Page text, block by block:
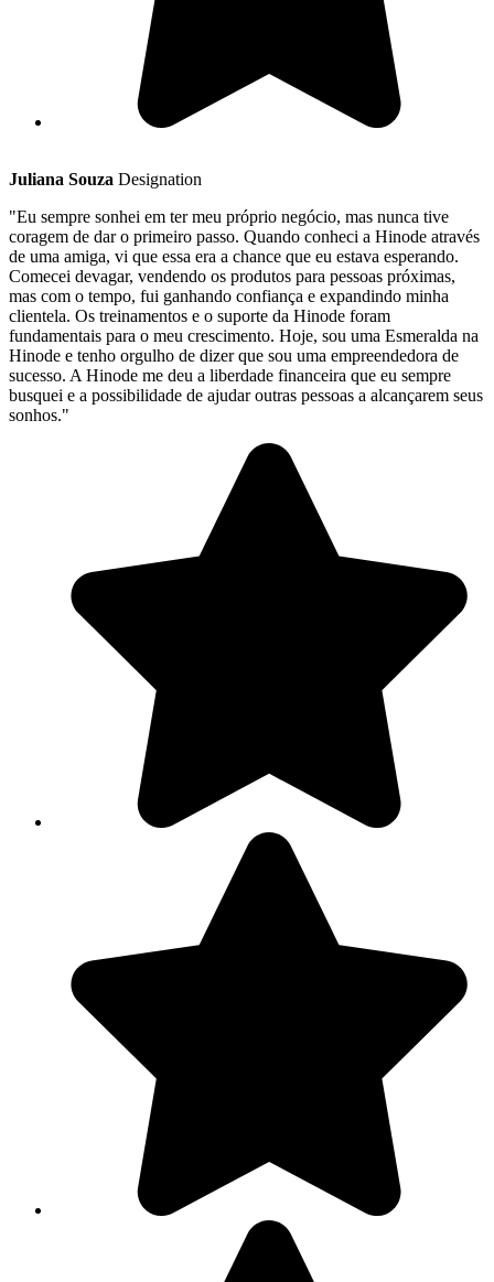
Juliana Souza Designation
"Eu sempre sonhei em ter meu próprio negócio, mas nunca tive
coragem de dar o primeiro passo. Quando conheci a Hinode através
de uma amiga, vi que essa era a chance que eu estava esperando.
Comecei devagar, vendendo os produtos para pessoas próximas,
mas com o tempo, fui ganhando confiança e expandindo minha
clientela. Os treinamentos e o suporte da Hinode foram
fundamentais para o meu crescimento. Hoje, sou uma Esmeralda na
Hinode e tenho orgulho de dizer que sou uma empreendedora de
sucesso. A Hinode me deu a liberdade financeira que eu sempre
busquei e a possibilidade de ajudar outras pessoas a alcançarem seus
sonhos."